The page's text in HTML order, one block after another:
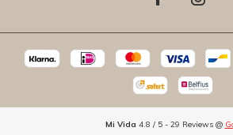
Mi Vida 4.8 / 5- 29 Reviews @